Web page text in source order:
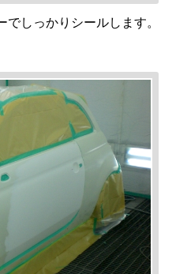
しっかりシールします。